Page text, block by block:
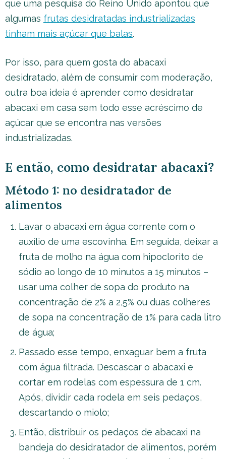
que uma pesquisa do Reino Unido apontou que
algumas frutas desidratadas industrializadas
tinham mais açúcar que balas.
Por isso, para quem gosta do abacaxi
desidratado, além de consumir com moderação,
outra boa ideia é aprender como desidratar
abacaxi em casa sem todo esse acréscimo de
açúcar que se encontra nas versões
industrializadas.
E então, como desidratar abacaxi?
Método 1: no desidratador de
alimentos
Lavar o abacaxi em água corrente com o
auxílio de uma escovinha. Em seguida, deixar a
fruta de molho na água com hipoclorito de
sódio ao longo de 10 minutos a 15 minutos –
usar uma colher de sopa do produto na
concentração de 2% a 2,5% ou duas colheres
de sopa na concentração de 1% para cada litro
de água;
Passado esse tempo, enxaguar bem a fruta
com água filtrada. Descascar o abacaxi e
cortar em rodelas com espessura de 1 cm.
Após, dividir cada rodela em seis pedaços,
descartando o miolo;
Então, distribuir os pedaços de abacaxi na
bandeja do desidratador de alimentos, porém